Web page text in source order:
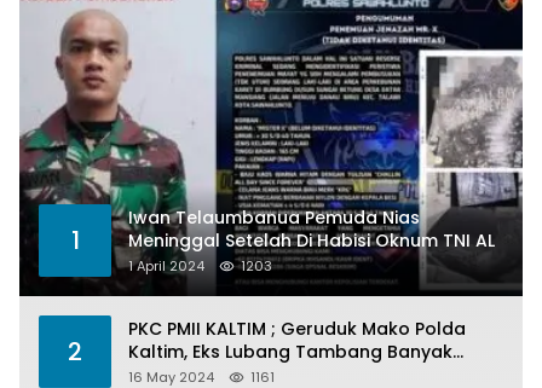
1
Iwan Telaumbanua Pemuda Nias
Meninggal Setelah Di Habisi Oknum TNI AL
1 April 2024 1203
2
PKC PMII KALTIM ; Geruduk Mako Polda
Kaltim, Eks Lubang Tambang Banyak
Menelan Korban
16 May 2024 1161